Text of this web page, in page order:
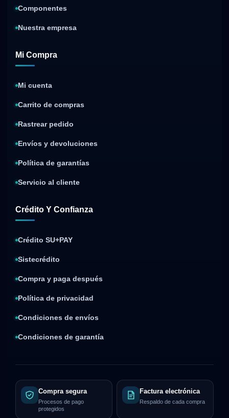
Componentes
Nuestra empresa
Mi Compra
Mi cuenta
Carrito de compras
Rastrear pedido
Envíos y devoluciones
Política de garantías
Servicio al cliente
Crédito Y Confianza
Crédito SU+PAY
Sistecrédito
Compra y paga después
Política de privacidad
Condiciones de envíos
Condiciones de garantía
Compra segura
Procesos de pago
protegidos
Factura electrónica
Respaldo de cada compra